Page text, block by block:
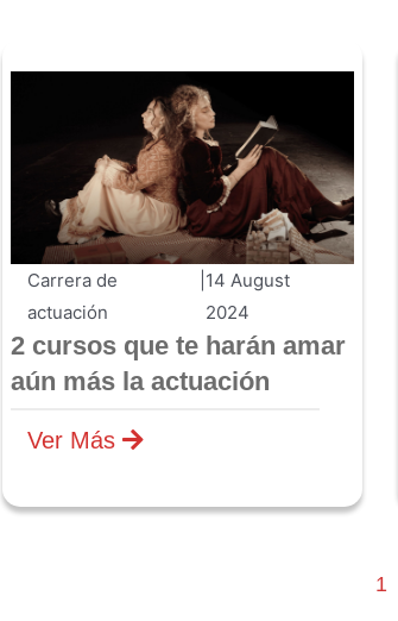
Carrera de
actuación
14 August
2024
2 cursos que te harán amar
aún más la actuación
Ver Más
1